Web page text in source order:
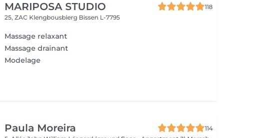
MARIPOSA STUDIO
118
25, ZAC Klengbousbierg Bissen L-7795
Massage relaxant
Massage drainant
Modelage
Paula Moreira
114